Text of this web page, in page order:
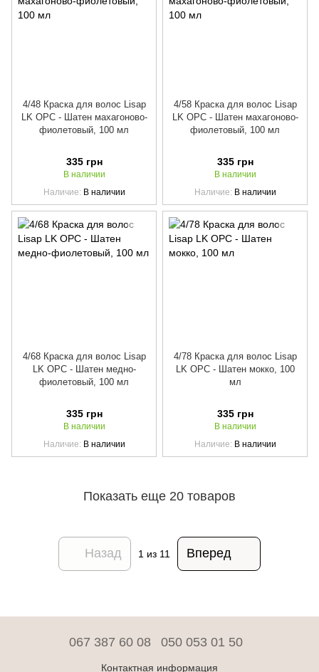
4/48 Краска для волос Lisap
LK OPC - Шатен махагоново-
фиолетовый, 100 мл
335 грн
В наличии
Наличие В наличии
4/58 Краска для волос Lisap
LK OPC - Шатен махагоново-
фиолетовый, 100 мл
335 грн
В наличии
Наличие В наличии
4/68 Краска для волос Lisap
LK OPC - Шатен медно-
фиолетовый, 100 мл
335 грн
В наличии
Наличие В наличии
4/78 Краска для волос Lisap
LK OPC - Шатен мокко, 100
мл
335 грн
В наличии
Наличие В наличии
Показать еще 20 товаров
Назад 1 из 11 Вперед
067 387 60 08 050 053 01 50
Контактная информация